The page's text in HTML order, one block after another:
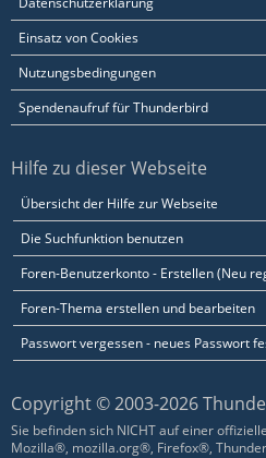
Einsatz von Cookies
Nutzungsbedingungen
Spendenaufruf für Thunderbird
Hilfe zu dieser Webseite
Übersicht der Hilfe zur Webseite
Die Suchfunktion benutzen
Foren-Benutzerkonto - Erstellen (Neu
Foren-Thema erstellen und bearbeiten
Passwort vergessen - neues Passwort
Copyright © 2003-2026
Sie befinden sich NICHT auf einer
Mozilla®, mozilla.org®, Firefox®,